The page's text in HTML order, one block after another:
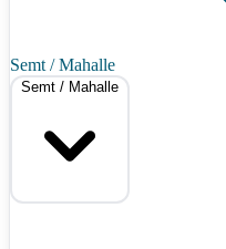
Semt / Mahalle
Semt / Mahalle